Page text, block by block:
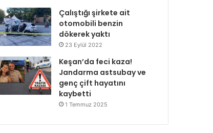
Çalıştığı şirkete ait
otomobili benzin
dökerek yaktı
23 Eylül 2022
Keşan’da feci kaza!
Jandarma astsubay ve
genç çift hayatını
kaybetti
1 Temmuz 2025